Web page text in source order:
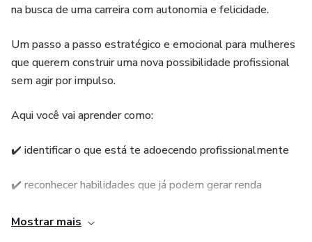
na busca de uma carreira com autonomia e felicidade.
Um passo a passo estratégico e emocional para mulheres
que querem construir uma nova possibilidade profissional
sem agir por impulso.
Aqui você vai aprender como:
✔️ identificar o que está te adoecendo profissionalmente
✔️ reconhecer habilidades que já podem gerar renda
✔️ validar uma nova atuação sem pedir demissão
Mostrar mais